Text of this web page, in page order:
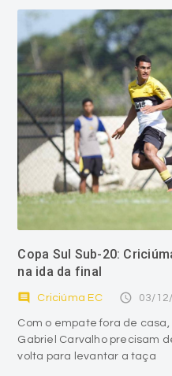
Copa Sul Sub-20:
na ida da final
comment Criciúma EC access_time 03/
Com o empate fora de
Gabriel Carvalho precisam
volta para levantar a taça